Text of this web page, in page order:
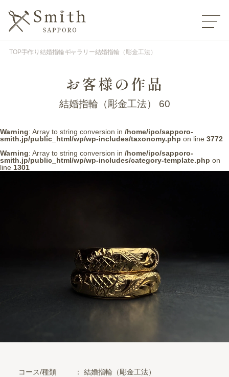
TOP手作り結婚指輪ギャラリー結婚指輪（彫金工法）
お客様の作品
結婚指輪（彫金工法） 60
Warning: Array to string conversion in /home/ipo/sapporo-
smith.jp/public_html/wp/wp-includes/taxonomy.php on line 3772
Warning: Array to string conversion in /home/ipo/sapporo-
smith.jp/public_html/wp/wp-includes/category-template.php on
line 1301
コース/種類
： 結婚指輪（彫金工法）